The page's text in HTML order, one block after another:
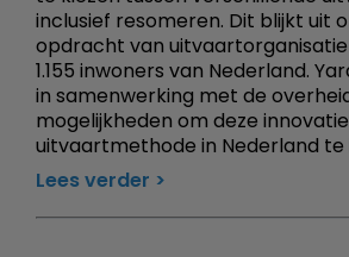
inclusief resomeren. Dit blijkt uit
opdracht van uitvaartorganisatie
1.155 inwoners van Nederland.
in samenwerking met de
mogelijkheden om deze
uitvaartmethode in Nederland
Lees verder